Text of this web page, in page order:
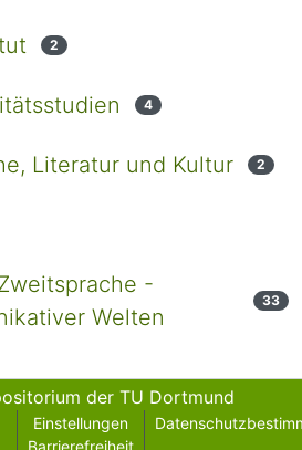
2
4
Literatur und Kultur 2
-
Welten
33
der TU Dortmund
Einstellungen
Barrierefreiheit